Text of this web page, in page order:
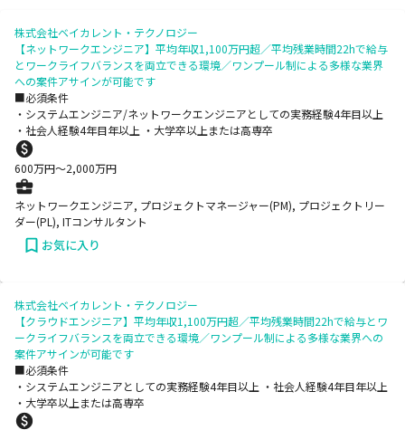
株式会社ベイカレント・テクノロジー
【ネットワークエンジニア】平均年収1,100万円超／平均残業時間22hで給与
とワークライフバランスを両立できる環境／ワンプール制による多様な業界
への案件アサインが可能です
■必須条件
・システムエンジニア/ネットワークエンジニアとしての実務経験4年目以上
・社会人経験4年目年以上 ・大学卒以上または高専卒
600万円〜2,000万円
ネットワークエンジニア, プロジェクトマネージャー(PM), プロジェクトリー
ダー(PL), ITコンサルタント
お気に入り
株式会社ベイカレント・テクノロジー
【クラウドエンジニア】平均年収1,100万円超／平均残業時間22hで給与とワ
ークライフバランスを両立できる環境／ワンプール制による多様な業界への
案件アサインが可能です
■必須条件
・システムエンジニアとしての実務経験4年目以上 ・社会人経験4年目年以上
・大学卒以上または高専卒